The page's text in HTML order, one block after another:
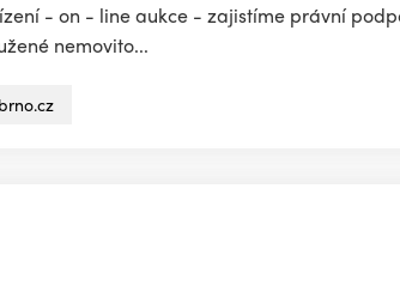
- on - line aukce - zajistíme právní
nemovito...